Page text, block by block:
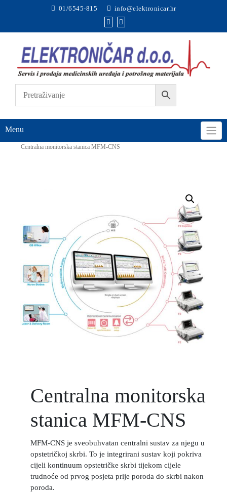
01/6545-815 info@elektronicar.hr
Menu
Centralna monitorska stanica MFM-CNS
Centralna monitorska
stanica MFM-CNS
MFM-CNS je sveobuhvatan centralni sustav za njegu u
opstetričkoj skrbi. To je integrirani sustav koji pokriva
cijeli kontinuum opstetričke skrbi tijekom cijele
trudnoće od prvog posjeta prije poroda do skrbi nakon
poroda.